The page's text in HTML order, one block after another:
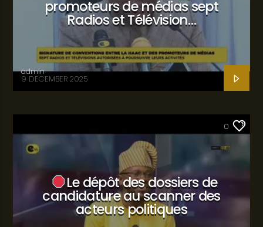
promoteurs de médias sept
Radios et Télévision…
admin
9 DECEMBER 2025
0
Le dépôt des dossiers de
candidature au scanner des
acteurs politiques